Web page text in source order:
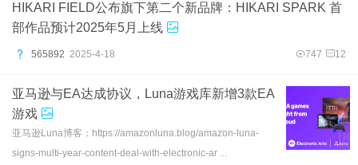
HIKARI FIELD公布旗下第二个新品牌：HIKARI SPARK 首
部作品预计2025年5月上线
565892 2025-4-18 747 12
亚马逊与EA达成协议，Luna游戏库新增3款EA
游戏
亚马逊Luna博客：https://amazonluna.blog/amazon-luna-
signs-multi-year-content-deal-with-electronic-ar ...